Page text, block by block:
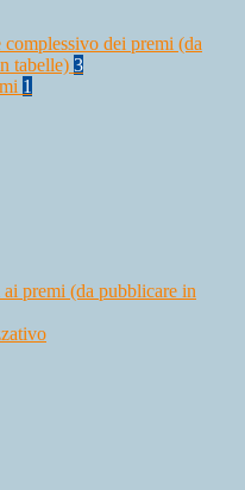
dei premi (da
tabelle) 3
1
premi (da pubblicare in